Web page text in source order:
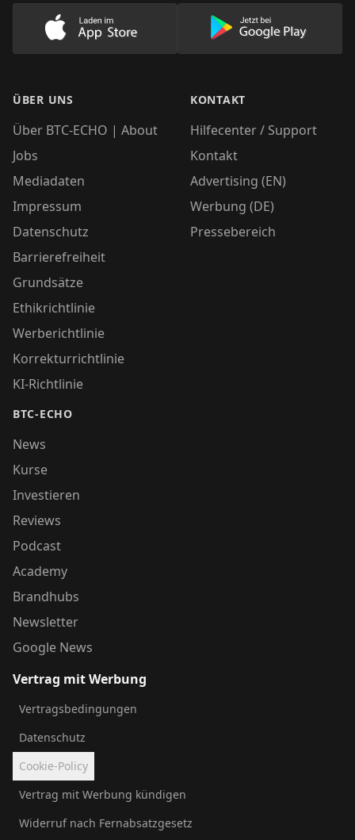
Lade unsere App im AppStore herunter
Lade unsere
ÜBER UNS
Über BTC-ECHO | About
Jobs
Mediadaten
Impressum
Datenschutz
Barrierefreiheit
Grundsätze
Ethikrichtlinie
Werberichtlinie
Korrekturrichtlinie
KI-Richtlinie
BTC-ECHO
News
Kurse
Investieren
Reviews
Podcast
Academy
Brandhubs
Newsletter
Google News
KONTAKT
Hilfecenter / Support
Kontakt
Advertising (EN)
Werbung (DE)
Pressebereich
Vertrag mit Werbung
Vertragsbedingungen
Datenschutz
Cookie-Policy
Vertrag mit Werbung kündigen
Widerruf nach Fernabsatzgesetz